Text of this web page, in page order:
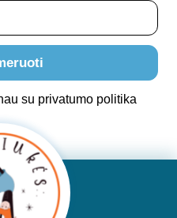
su privatumo politika